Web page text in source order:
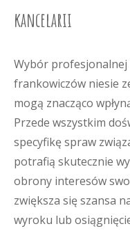
kancelarii
Wybór
frankowiczów niesie
mogą znacząco
Przede wszystkim
specyfikę spraw
potrafią skutecznie
obrony interesów
zwiększa się szansa
wyroku lub